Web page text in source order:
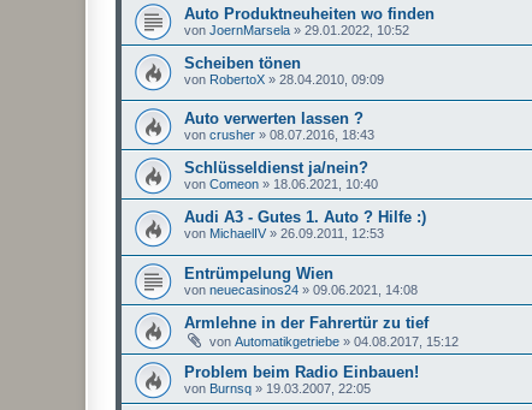
Auto Produktneuheiten wo finden
von JoernMarsela » 29.01.2022, 10:52
Scheiben tönen
von RobertoX » 28.04.2010, 09:09
Auto verwerten lassen ?
von crusher » 08.07.2016, 18:43
Schlüsseldienst ja/nein?
von Comeon » 18.06.2021, 10:40
Audi A3 - Gutes 1. Auto ? Hilfe :)
von MichaelIV » 26.09.2011, 12:53
Entrümpelung Wien
von neuecasinos24 » 09.06.2021, 14:08
Armlehne in der Fahrertür zu tief
von Automatikgetriebe » 04.08.2017, 15:12
Problem beim Radio Einbauen!
von Burnsq » 19.03.2007, 22:05